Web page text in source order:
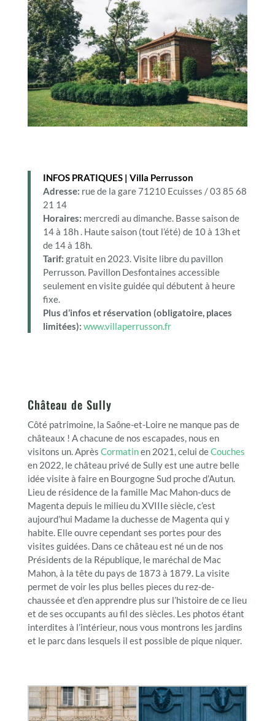
INFOS PRATIQUES | Villa Perrusson
Adresse: rue de la gare 71210 Ecuisses / 03 85 68
21 14
Horaires: mercredi au dimanche. Basse saison de
14 à 18h . Haute saison (tout l’été) de 10 à 13h et
de 14 à 18h.
Tarif: gratuit en 2023. Visite libre du pavillon
Perrusson. Pavillon Desfontaines accessible
seulement en visite guidée qui débutent à heure
fixe.
Plus d’infos et réservation (obligatoire, places
limitées): www.villaperrusson.fr
Château de Sully
Côté patrimoine, la Saône-et-Loire ne manque pas de
châteaux ! A chacune de nos escapades, nous en
visitons un. Après Cormatinen 2021, celui deCouches
en 2022, le château privé de Sully est une autre belle
idée visite à faire en Bourgogne Sud proche d’Autun.
Lieu de résidence de la famille Mac Mahon-ducs de
Magenta depuis le milieu du XVIIIe siècle, c’est
aujourd’hui Madame la duchesse de Magenta qui y
habite. Elle ouvre cependant ses portes pour des
visites guidées. Dans ce château est né un de nos
Présidents de la République, le maréchal de Mac
Mahon, à la tête du pays de 1873 à 1879. La visite
permet de voir les plus belles pieces du rez-de-
chaussée et d’en apprendre plus sur l’histoire de ce lieu
et de ses occupants au fil des siècles. Les photos étant
interdites à l’intérieur, nous vous montrons les jardins
et le parc dans lesquels il est possible de pique niquer.